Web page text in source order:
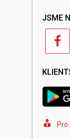
JSME
Pro